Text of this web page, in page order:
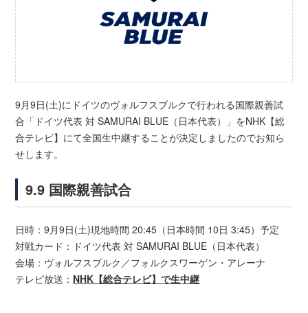
9月9日(土)にドイツのヴォルフスブルクで行われる国際親善試
合「ドイツ代表 対 SAMURAI BLUE（日本代表）」をNHK【総
合テレビ】にて全国生中継することが決定しましたのでお知ら
せします。
9.9 国際親善試合
日時：9月9日(土)現地時間 20:45（日本時間 10日 3:45）予定
対戦カード：ドイツ代表 対 SAMURAI BLUE（日本代表）
会場：ヴォルフスブルク／フォルクスワーゲン・アレーナ
テレビ放送： NHK【総合テレビ】で生中継